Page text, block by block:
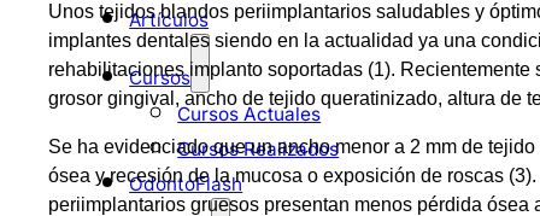
Artículos
Cursos
Cursos Actuales
Cursos Realizados
OdontoFlash
Unos tejidos blandos periimplantarios saludables y
implantes dentales siendo en la actualidad ya una
rehabilitaciones implanto soportadas (1).
grosor gingival, ancho de tejido queratinizado, altura de
Se ha evidenciado que un ancho menor a 2 mm de
ósea y recesión de la mucosa o exposición de roscas
periimplantarios gruesos presentan menos pérdida